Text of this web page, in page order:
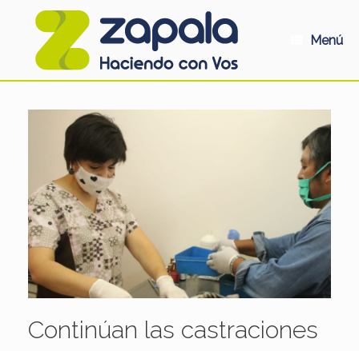
Menú
Continúan las castraciones